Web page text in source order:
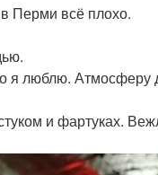
Перми всё плохо.
я люблю. Атмосферу
и фартуках.